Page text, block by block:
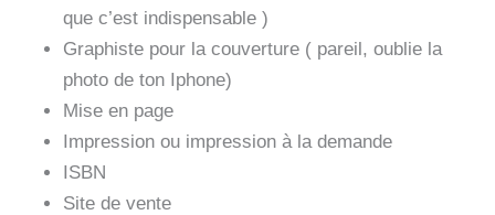
que c’est indispensable )
Graphiste pour la couverture ( pareil, oublie la
photo de ton Iphone)
Mise en page
Impression ou impression à la demande
ISBN
Site de vente